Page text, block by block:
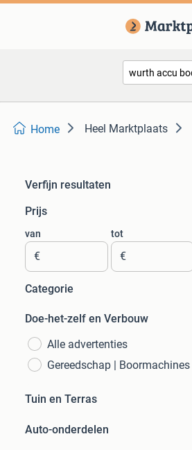
Home Heel Marktplaats
Verfijn resultaten
Prijs
van
€
tot
€
Categorie
Doe-het-zelf en Verbouw
Alle advertenties
Gereedschap | Boormachines
Tuin en Terras
Auto-onderdelen